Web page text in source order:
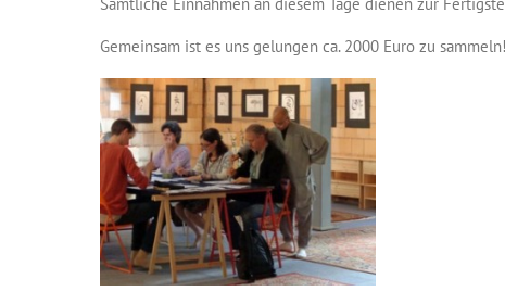
Gemeinsam ist es uns gelungen ca. 2000 Euro zu sammeln!